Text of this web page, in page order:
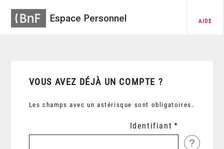
Espace Personnel AIDE
VOUS AVEZ DÉJÀ UN COMPTE ?
Les champs avec un astérisque sont obligatoires.
Identifiant
?